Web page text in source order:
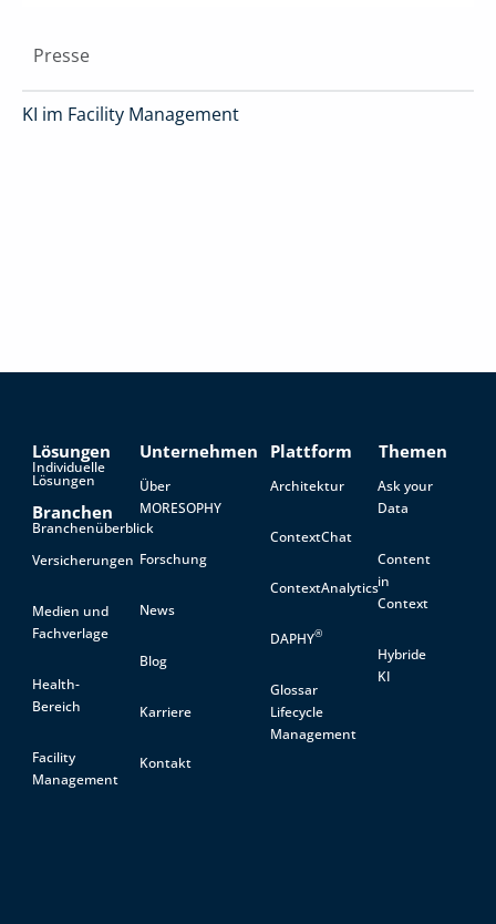
Presse
KI im Facility Management
Lösungen
Individuelle
Lösungen
Branchen
Branchenüberblick
Versicherungen
Medien und
Fachverlage
Health-
Bereich
Facility
Management
Unternehmen
Über
MORESOPHY
Forschung
News
Blog
Karriere
Kontakt
Plattform
Architektur
ContextChat
ContextAnalytics
DAPHY®
Glossar
Lifecycle
Management
Themen
Ask your
Data
Content
in
Context
Hybride
KI